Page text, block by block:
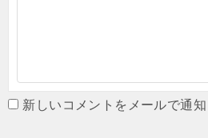
新しいコメントをメールで通知